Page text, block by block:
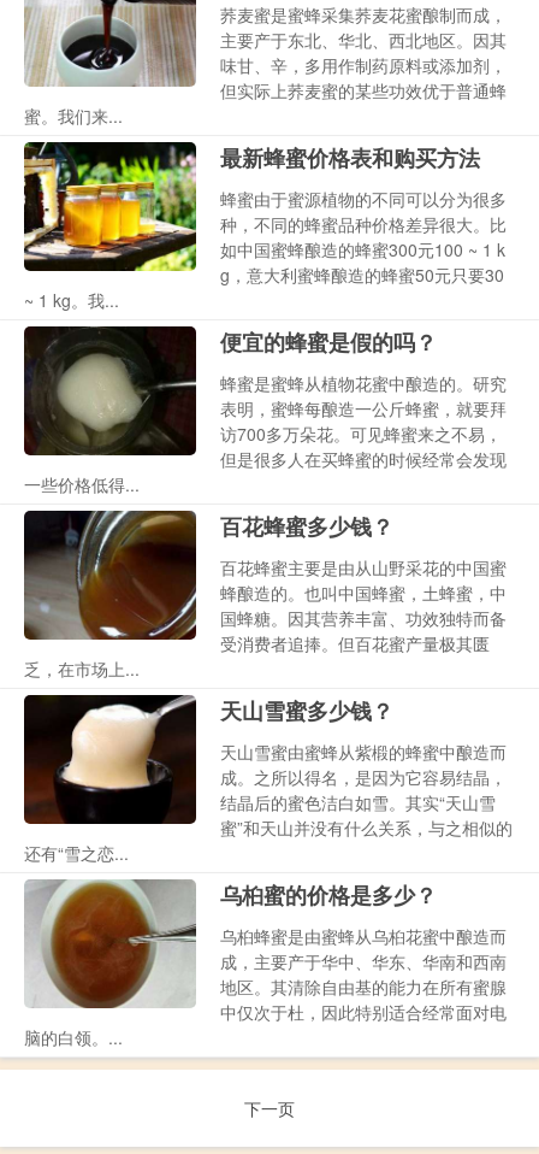
荞麦蜜是蜜蜂采集荞麦花蜜酿制而成，
主要产于东北、华北、西北地区。因其
味甘、辛，多用作制药原料或添加剂，
但实际上荞麦蜜的某些功效优于普通蜂
蜜。我们来...
最新蜂蜜价格表和购买方法
蜂蜜由于蜜源植物的不同可以分为很多
种，不同的蜂蜜品种价格差异很大。比
如中国蜜蜂酿造的蜂蜜300元100 ~ 1 k
g，意大利蜜蜂酿造的蜂蜜50元只要30
~ 1 kg。我...
便宜的蜂蜜是假的吗？
蜂蜜是蜜蜂从植物花蜜中酿造的。研究
表明，蜜蜂每酿造一公斤蜂蜜，就要拜
访700多万朵花。可见蜂蜜来之不易，
但是很多人在买蜂蜜的时候经常会发现
一些价格低得...
百花蜂蜜多少钱？
百花蜂蜜主要是由从山野采花的中国蜜
蜂酿造的。也叫中国蜂蜜，土蜂蜜，中
国蜂糖。因其营养丰富、功效独特而备
受消费者追捧。但百花蜜产量极其匮
乏，在市场上...
天山雪蜜多少钱？
天山雪蜜由蜜蜂从紫椴的蜂蜜中酿造而
成。之所以得名，是因为它容易结晶，
结晶后的蜜色洁白如雪。其实“天山雪
蜜”和天山并没有什么关系，与之相似的
还有“雪之恋...
乌桕蜜的价格是多少？
乌桕蜂蜜是由蜜蜂从乌桕花蜜中酿造而
成，主要产于华中、华东、华南和西南
地区。其清除自由基的能力在所有蜜腺
中仅次于杜，因此特别适合经常面对电
脑的白领。...
下一页